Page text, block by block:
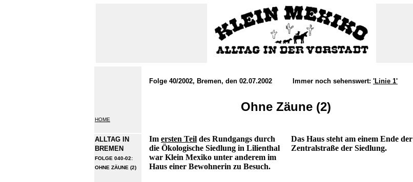
HOME
Folge 40/2002, Bremen, den 02.07.2002 Immer noch sehenswert: 'Linie 1'
Ohne Zäune (2)
ALLTAG IN
BREMEN
FOLGE 040-02:
OHNE ZÄUNE (2)
Im ersten Teil des Rundgangs durch
die Ökologische Siedlung in Lilienthal
war Klein Mexiko unter anderem im
Haus einer Bewohnerin zu Besuch.
Das Haus steht am einem Ende der
Zentralstraße der Siedlung.